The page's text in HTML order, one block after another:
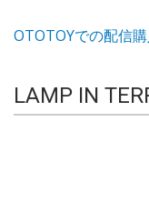
OTOTOYでの配信
LAMP IN